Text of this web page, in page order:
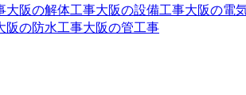
大阪の解体工事大阪の設備工事大阪の電
阪の防水工事大阪の管工事